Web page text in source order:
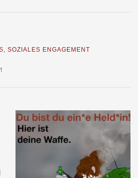
, SOZIALES ENGAGEMENT
für
Handys!